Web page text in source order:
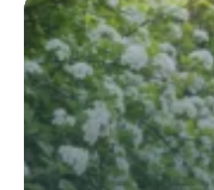
7 juin 2026